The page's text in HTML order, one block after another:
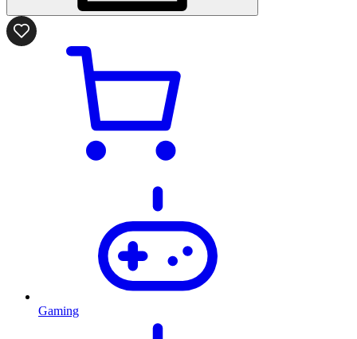
Gaming